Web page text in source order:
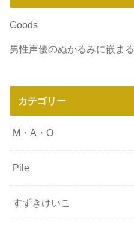
Goods
男性声優のぬかるみに嵌まる
カテゴリー
M・A・O
Pile
すずきけいこ